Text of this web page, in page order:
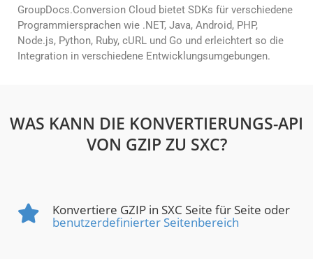
GroupDocs.Conversion Cloud bietet SDKs für verschiedene
Programmiersprachen wie .NET, Java, Android, PHP,
Node.js, Python, Ruby, cURL und Go und erleichtert so die
Integration in verschiedene Entwicklungsumgebungen.
WAS KANN DIE KONVERTIERUNGS-API
VON GZIP ZU SXC?
Konvertiere GZIP in SXC Seite für Seite oder
benutzerdefinierter Seitenbereich